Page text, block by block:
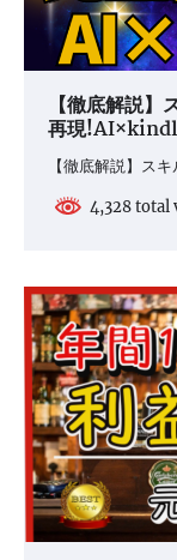
【徹底解説
再現
【徹底解説】ス
4,328 total